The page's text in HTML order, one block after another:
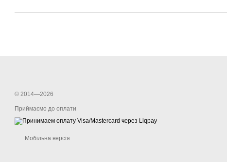
© 2014—2026
Приймаємо до оплати
Мобільна версія